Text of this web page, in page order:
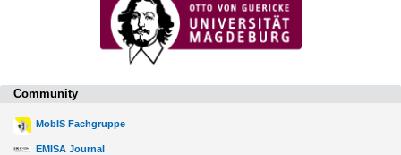
Community
MobIS Fachgruppe
EMISA Journal